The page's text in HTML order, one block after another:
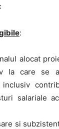
:
alocat
la care se
salariale
si